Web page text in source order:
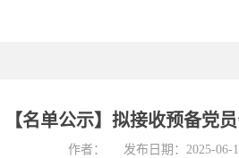
【名单公示】拟接收预备党
作者： 发布日期：2025-06-